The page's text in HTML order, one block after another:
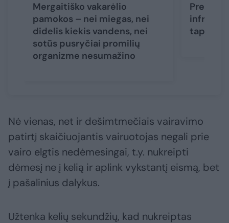
Mergaitiško vakarėlio
pamokos – nei miegas, nei
didelis kiekis vandens, nei
sotūs pusryčiai promilių
organizme nesumažino
tapo
Nė vienas, net ir dešimtmečiais vairavimo
patirtį skaičiuojantis vairuotojas negali prie
vairo elgtis nedėmesingai, t.y. nukreipti
dėmesį ne į kelią ir aplink vykstantį eismą, bet
į pašalinius dalykus.
Užtenka kelių sekundžių, kad nukreiptas